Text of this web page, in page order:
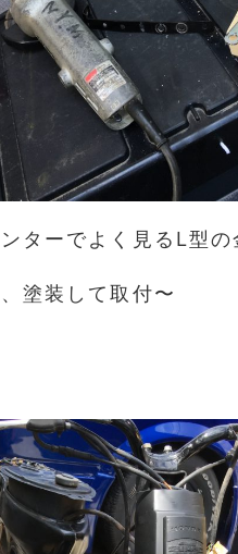
ターでよく見るL型の
塗装して取付〜